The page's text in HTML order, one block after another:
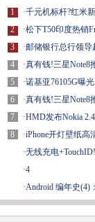
1
2
3
4
5
6
7
8
·千元机标杆?红米
·松下T50印度热销
·邮储银行总行领
·真有钱!三星Note8
·诺基亚76105G曝
·真有钱!三星Note8
·HMD发布Nokia
·iPhone开灯壁纸高
·无线充电
·4
·Android 编年史(4)